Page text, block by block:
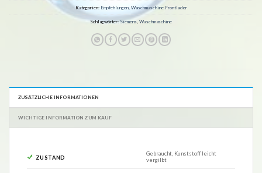
Kategorien: Empfehlungen, Waschmaschine Frontlader
Schlagwörter:Siemens, Waschmaschine
ZUSÄTZLICHE INFORMATIONEN
WICHTIGE INFORMATION ZUM KAUF
ZUSTAND
Gebraucht, Kunststoff leicht
vergilbt